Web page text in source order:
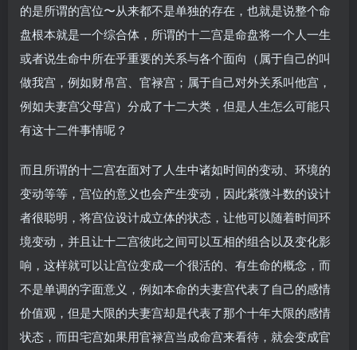
的是所谓的宫位〜从来都不是单独的存在，也就是说整个命
盘根本就是一个综合体，所谓的十二宫是命盘将一个人一生
或者说生命中所在乎重要的关系与各个面向（属于自己的叫
做我宫，例如财帛宫、官禄宫；属于自己对外关系叫他宫，
例如夫妻宫父母宫）分成了十二大类，但是人生怎么可能只
有这十二件事情呢？
而且所谓的十二宫在面对了人生中诸如时间的变动、环境的
变动等等，宫位的意义也会产生变动，因此紫微斗数的设计
者很聪明，将宫位设计成立体的状态，让他可以随着时间环
境变动，并且让十二宫彼此之间可以互相的组合以及变化影
响，这样就可以让宫位变成一个很活的、有生命的概念，而
不是单调的字面意义，例如本命的夫妻宫代表了自己的感情
价值观，但是大限的夫妻宫却是代表了那个十年大限的感情
状态，而田宅宫如果用官禄宫当成命宫来看待，就会变成官